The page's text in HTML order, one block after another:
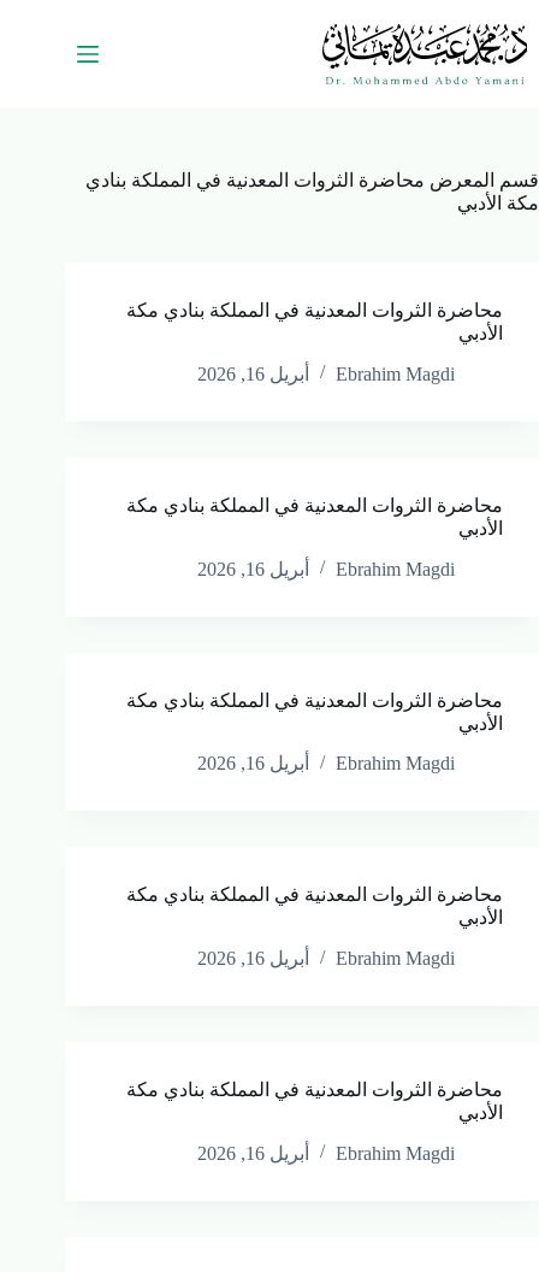
قسم المعرض محاضرة الثروات المعدنية في المملكة بنادي
مكة الأدبي
محاضرة الثروات المعدنية في المملكة بنادي مكة
الأدبي
Ebrahim Magdi
أبريل 16, 2026
محاضرة الثروات المعدنية في المملكة بنادي مكة
الأدبي
Ebrahim Magdi
أبريل 16, 2026
محاضرة الثروات المعدنية في المملكة بنادي مكة
الأدبي
Ebrahim Magdi
أبريل 16, 2026
محاضرة الثروات المعدنية في المملكة بنادي مكة
الأدبي
Ebrahim Magdi
أبريل 16, 2026
محاضرة الثروات المعدنية في المملكة بنادي مكة
الأدبي
Ebrahim Magdi
أبريل 16, 2026